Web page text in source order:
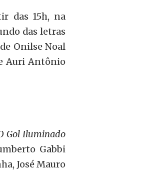
das 15h, na
das letras
Onilse Noal
Auri Antônio
Gol Iluminado
Gabbi
José Mauro